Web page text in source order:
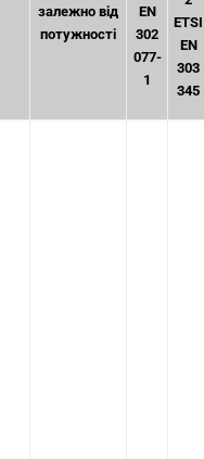
залежно від
потужності
EN
302
077-
1
ETSI
EN
303
345